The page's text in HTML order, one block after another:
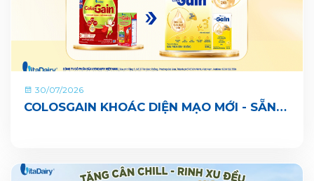
30/07/2026
COLOSGAIN KHOÁC DIỆN MẠO MỚI - SẴN